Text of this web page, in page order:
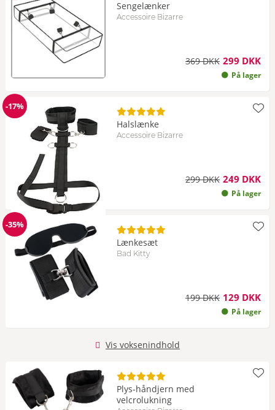
Sengelænker
Accessoire Bizarre
369 DKK 299 DKK
På lager
Rabat
-17%
Halslænke
Accessoire Bizarre
299 DKK 249 DKK
På lager
Rabat
-35%
Lænkesæt
Bad Kitty
199 DKK 129 DKK
På lager
Vis voksenindhold
Plys-håndjern med
velcrolukning